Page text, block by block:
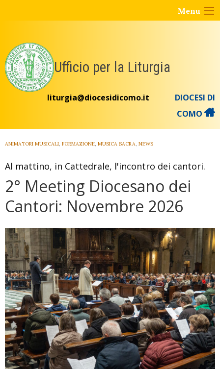
Menu
Ufficio per la Liturgia
liturgia@diocesidicomo.it
DIOCESI DI
COMO
ANIMATORI MUSICALI, FORMAZIONE, MUSICA SACRA, NEWS
Al mattino, in Cattedrale, l'incontro dei cantori.
2° Meeting Diocesano dei
Cantori: Novembre 2026